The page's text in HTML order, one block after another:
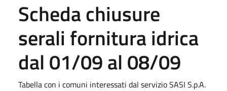
Scheda chiusure
serali fornitura idrica
dal 01/09 al 08/09
Tabella con i comuni interessati dal servizio SASI S.p.A.